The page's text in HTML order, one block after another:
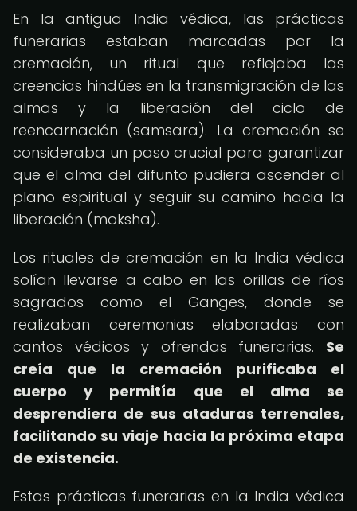
En la antigua India védica, las prácticas
funerarias estaban marcadas por la
cremación, un ritual que reflejaba las
creencias hindúes en la transmigración de las
almas y la liberación del ciclo de
reencarnación (samsara). La cremación se
consideraba un paso crucial para garantizar
que el alma del difunto pudiera ascender al
plano espiritual y seguir su camino hacia la
liberación (moksha).
Los rituales de cremación en la India védica
solían llevarse a cabo en las orillas de ríos
sagrados como el Ganges, donde se
realizaban ceremonias elaboradas con
cantos védicos y ofrendas funerarias. Se
creía que la cremación purificaba el
cuerpo y permitía que el alma se
desprendiera de sus ataduras terrenales,
facilitando su viaje hacia la próxima etapa
de existencia.
Estas prácticas funerarias en la India védica